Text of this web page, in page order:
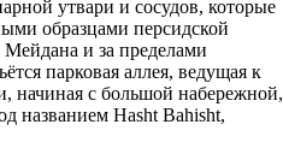
утвари и сосудов, которые
образцами персидской
Мейдана и за пределами
парковая аллея, ведущая к
начиная с большой набережной,
названием Hasht Bahisht,